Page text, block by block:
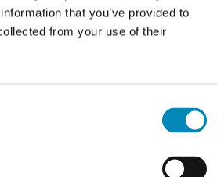
that you’ve provided to
from your use of their
På fjernlager